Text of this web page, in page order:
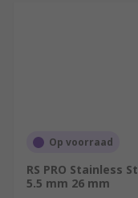
Op voorraad
RS PRO Stainless
5.5 mm 26 mm